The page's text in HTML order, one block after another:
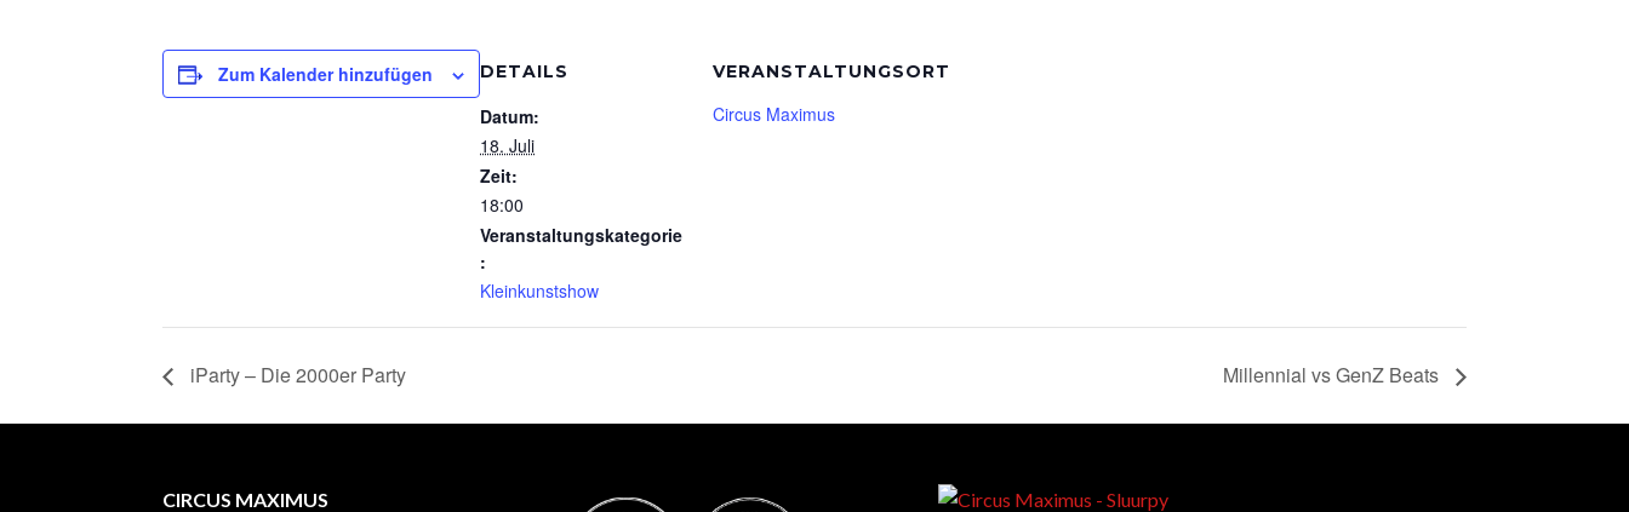
Zum Kalender hinzufügen DETAILS
Datum:
18. Juli
Zeit:
18:00
Veranstaltungskategorie
:
Kleinkunstshow
VERANSTALTUNGSORT
Circus Maximus
iParty – Die 2000er Party Millennial vs GenZ Beats
CIRCUS MAXIMUS